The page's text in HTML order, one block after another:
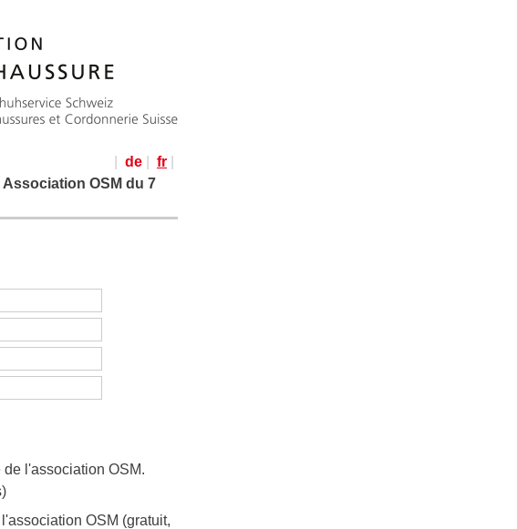
de fr
OSM du 7
l'association OSM.
OSM (gratuit,